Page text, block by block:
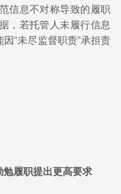
信息不对称导致的履职
，若托管人未履行信息
“未尽监督职责”承担责
履职提出更高要求